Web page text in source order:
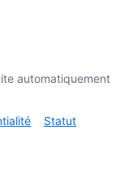
automatiquement
Statut